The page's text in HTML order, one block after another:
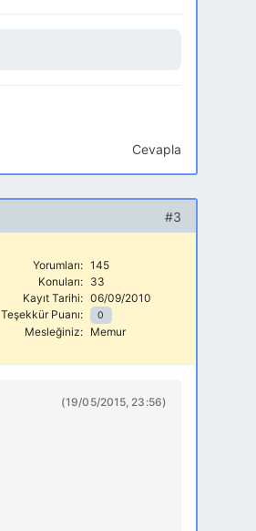
Cevapla
#3
Yorumları: 145
Konuları: 33
Kayıt Tarihi: 06/09/2010
Teşekkür Puanı:
0
Mesleğiniz: Memur
(19/05/2015, 23:56)